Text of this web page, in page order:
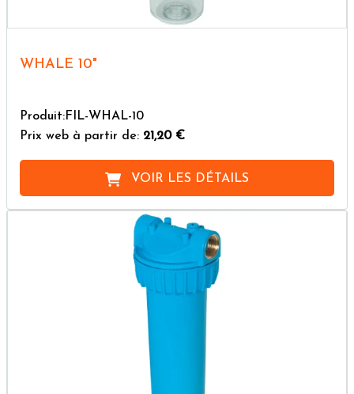
WHALE 10"
Produit:FIL-WHAL-10
Prix web à partir de: 21,20 €
VOIR LES DÉTAILS